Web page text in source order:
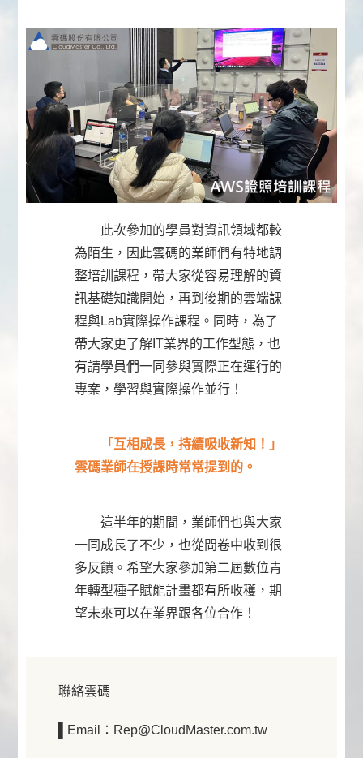
此次參加的學員對資訊領域都較
為陌生，因此雲碼的業師們有特地調
整培訓課程，帶大家從容易理解的資
訊基礎知識開始，再到後期的雲端課
程與Lab實際操作課程。同時，為了
帶大家更了解IT業界的工作型態，也
有請學員們一同參與實際正在運行的
專案，學習與實際操作並行！
「互相成長，持續吸收新知！」
雲碼業師在授課時常常提到的。
這半年的期間，業師們也與大家
一同成長了不少，也從問卷中收到很
多反饋。希望大家參加第二屆數位青
年轉型種子賦能計畫都有所收穫，期
望未來可以在業界跟各位合作！
聯絡雲碼
▌Email：Rep@CloudMaster.com.tw